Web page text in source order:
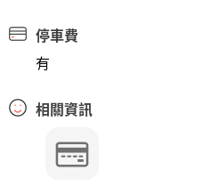
停車費
有
相關資訊